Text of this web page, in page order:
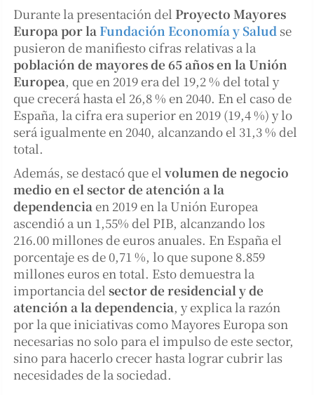
Durante la presentación del Proyecto Mayores
Europa por laFundación Economía y Salud se
pusieron de manifiesto cifras relativas a la
población de mayores de 65 años en la Unión
Europea, que en 2019 era del 19,2 % del total y
que crecerá hasta el 26,8 % en 2040. En el caso de
España, la cifra era superior en 2019 (19,4 %) y lo
será igualmente en 2040, alcanzando el 31,3 % del
total.
Además, se destacó que el volumen de negocio
medio en el sector de atención a la
dependenciaen 2019 en la Unión Europea
ascendió a un 1,55% del PIB, alcanzando los
216.00 millones de euros anuales. En España el
porcentaje es de 0,71 %, lo que supone 8.859
millones euros en total. Esto demuestra la
importancia del sector de residencial y de
atención a la dependencia, y explica la razón
por la que iniciativas como Mayores Europa son
necesarias no solo para el impulso de este sector,
sino para hacerlo crecer hasta lograr cubrir las
necesidades de la sociedad.